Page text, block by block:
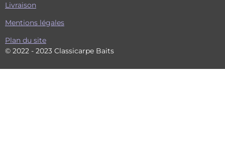
Livraison
Mentions légales
Plan du site
© 2022 - 2023 Classicarpe Baits